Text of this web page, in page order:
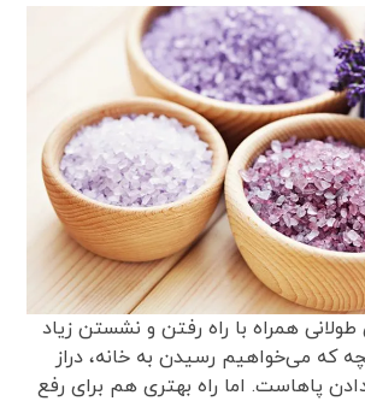
طولانی همراه با راه رفتن و نشستن زیاد
که می‌خواهیم رسیدن به خانه، دراز
پاهاست. اما راه بهتری هم برای رفع